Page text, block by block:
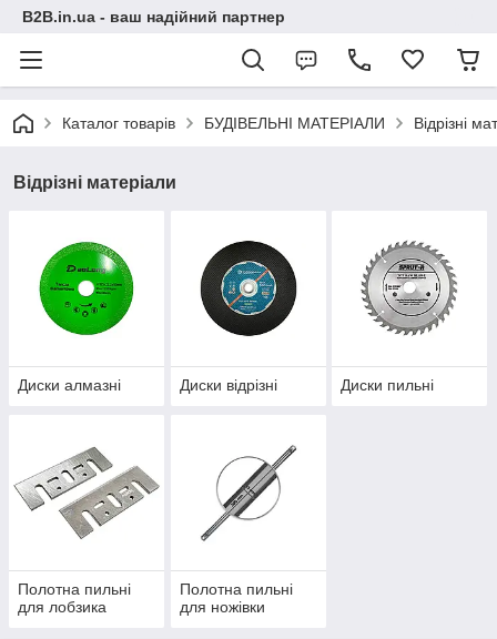
B2B.in.ua - ваш надійний партнер
Каталог товарів БУДІВЕЛЬНІ МАТЕРІАЛИ Відрізні
Відрізні матеріали
Диски алмазні Диски відрізні Диски пильні
Полотна пильні
для лобзика
Полотна пильні
для ножівки